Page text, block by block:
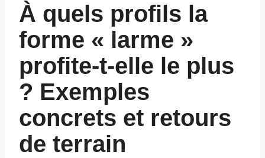
À quels profils la
forme « larme »
profite-t-elle le plus
? Exemples
concrets et retours
de terrain